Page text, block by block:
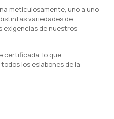
meticulosamente, uno a uno
variedades de
exigencias de nuestros
certificada, lo que
los eslabones de la